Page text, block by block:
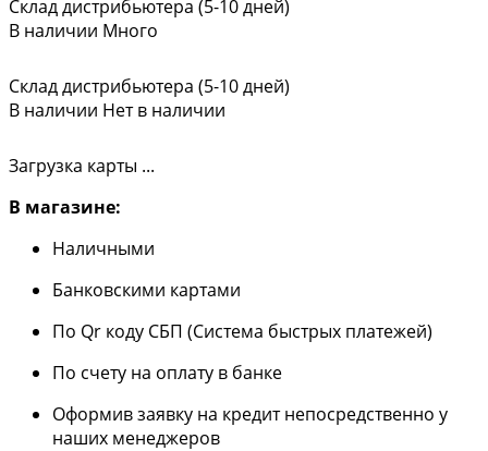
Склад дистрибьютера (5-10 дней)
В наличии Много
Склад дистрибьютера (5-10 дней)
В наличии Нет в наличии
Загрузка карты ...
В магазине:
Наличными
Банковскими картами
По Qr коду СБП (Система быстрых платежей)
По счету на оплату в банке
Оформив заявку на кредит непосредственно у
наших менеджеров